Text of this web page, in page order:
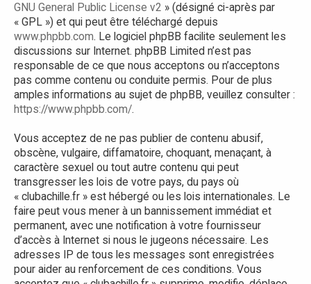
GNU General Public License v2 » (désigné ci-après par
« GPL ») et qui peut être téléchargé depuis
www.phpbb.com. Le logiciel phpBB facilite seulement les
discussions sur Internet. phpBB Limited n’est pas
responsable de ce que nous acceptons ou n’acceptons
pas comme contenu ou conduite permis. Pour de plus
amples informations au sujet de phpBB, veuillez consulter :
https://www.phpbb.com/.
Vous acceptez de ne pas publier de contenu abusif,
obscène, vulgaire, diffamatoire, choquant, menaçant, à
caractère sexuel ou tout autre contenu qui peut
transgresser les lois de votre pays, du pays où
« clubachille.fr » est hébergé ou les lois internationales. Le
faire peut vous mener à un bannissement immédiat et
permanent, avec une notification à votre fournisseur
d’accès à Internet si nous le jugeons nécessaire. Les
adresses IP de tous les messages sont enregistrées
pour aider au renforcement de ces conditions. Vous